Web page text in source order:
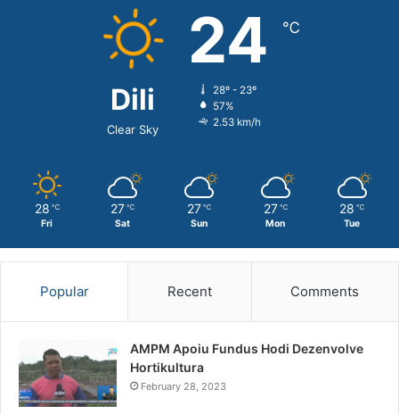
Dili
Clear Sky
24 ℃
28º - 23º
57%
2.53 km/h
28 ℃
Fri
27 ℃
Sat
27 ℃
Sun
27 ℃
Mon
28 ℃
Tue
Popular Recent Comments
AMPM Apoiu Fundus Hodi Dezenvolve
Hortikultura
February 28, 2023